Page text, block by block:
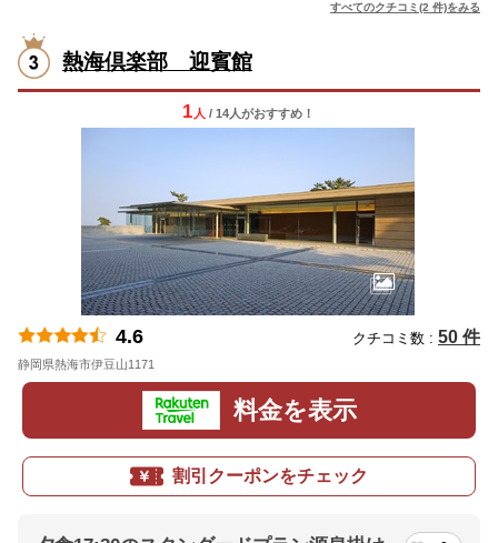
すべてのクチコミ(2 件)をみる
熱海倶楽部 迎賓館
1 人 / 14人がおすすめ！
4.6 クチコミ数 : 50 件
静岡県熱海市伊豆山1171
料金を表示
割引クーポンをチェック